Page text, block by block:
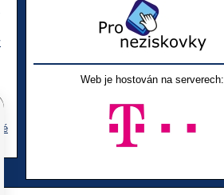
Web je hostován na serverech: